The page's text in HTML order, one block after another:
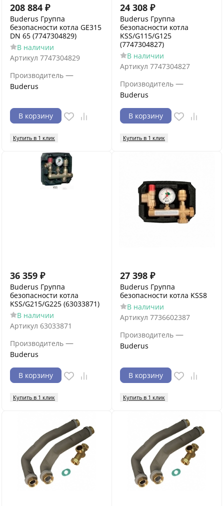
208 884 ₽
Buderus Группа
безопасности котла GE315
DN 65 (7747304829)
В наличии
Артикул 7747304829
Производитель —
Buderus
В корзину
Купить в 1 клик
24 308 ₽
Buderus Группа
безопасности котла
KSS/G115/G125
(7747304827)
В наличии
Артикул 7747304827
Производитель —
Buderus
В корзину
Купить в 1 клик
36 359 ₽
Buderus Группа
безопасности котла
KSS/G215/G225 (63033871)
В наличии
Артикул 63033871
Производитель —
Buderus
В корзину
Купить в 1 клик
27 398 ₽
Buderus Группа
безопасности котла KSS8
В наличии
Артикул 7736602387
Производитель —
Buderus
В корзину
Купить в 1 клик